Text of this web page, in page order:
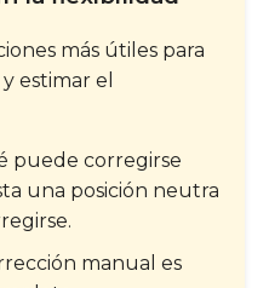
más útiles para
estimar el
puede corregirse
una posición neutra
manual es